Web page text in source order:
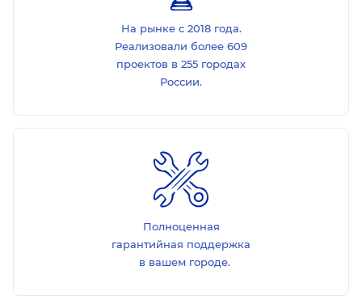
На рынке с 2018 года.
Реализовали более 609
проектов в 255 городах
России.
Полноценная
гарантийная поддержка
в вашем городе.